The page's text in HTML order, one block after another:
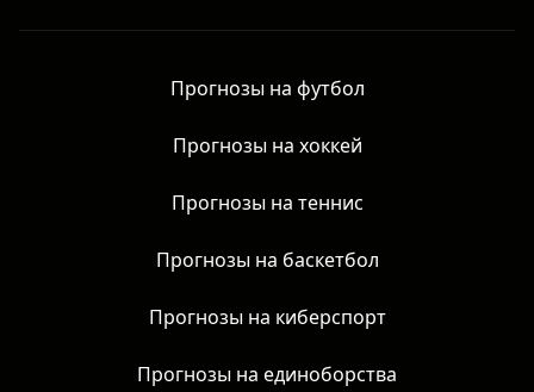
Прогнозы на футбол
Прогнозы на хоккей
Прогнозы на теннис
Прогнозы на баскетбол
Прогнозы на киберспорт
Прогнозы на единоборства